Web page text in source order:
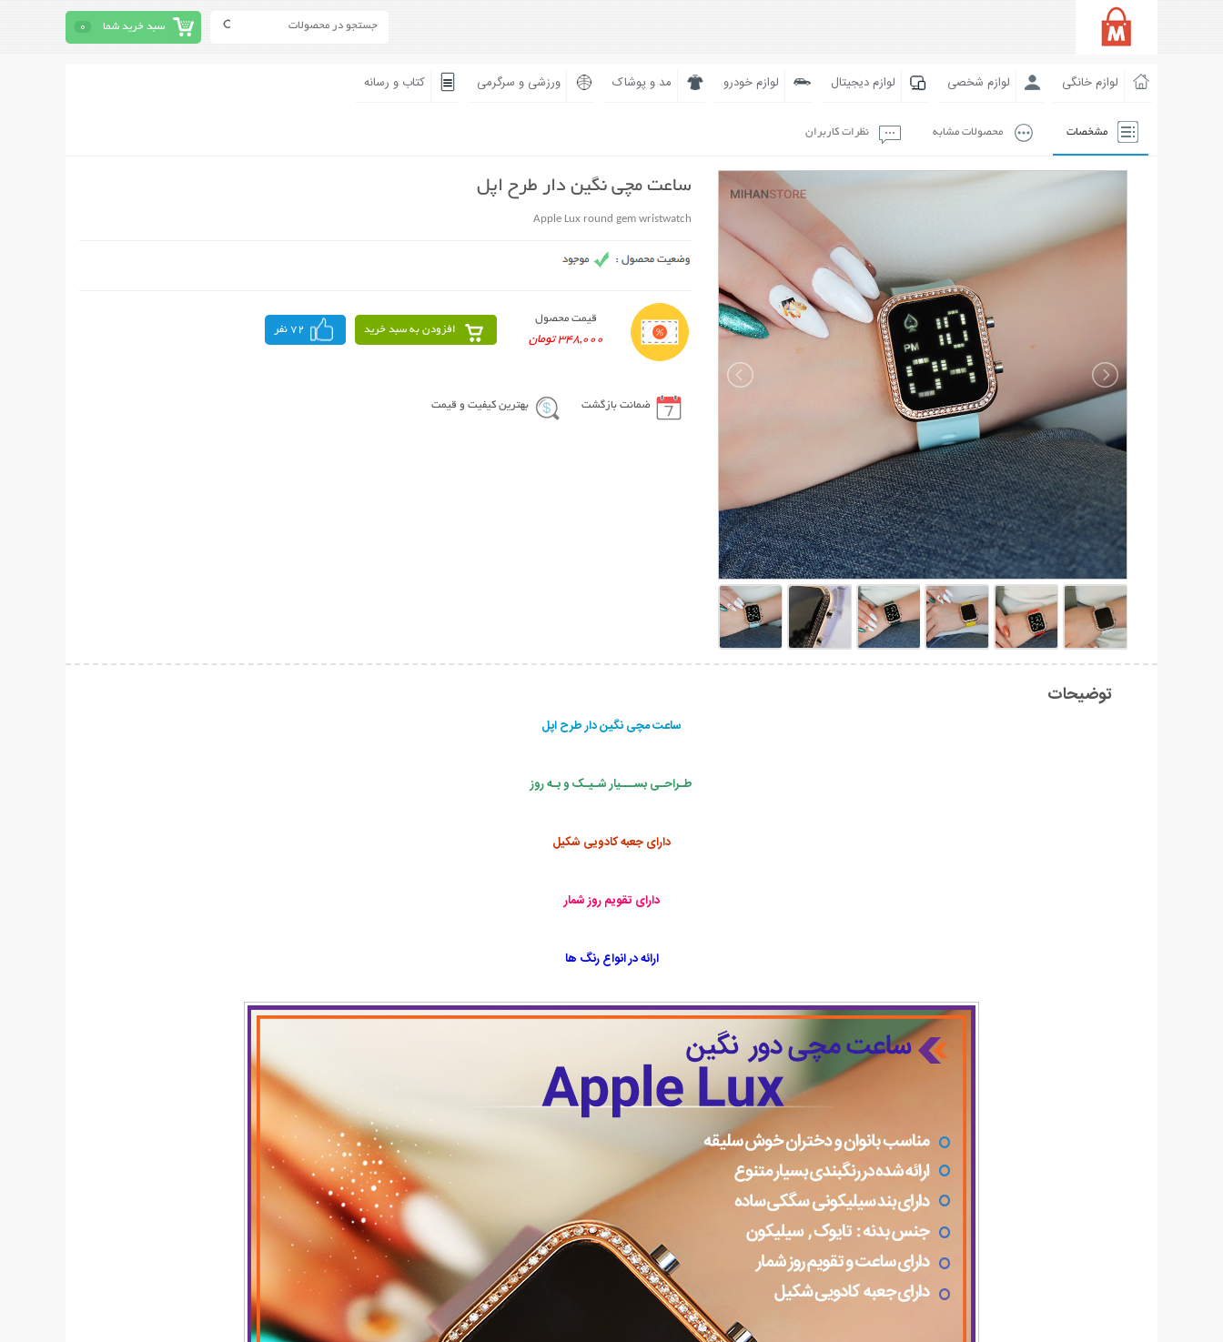
سبد خرید شما 0
لوازم خانگی لوازم شخصی لوازم دیجیتال لوازم خودرو مد و پوشاک ورزشی و سرگرمی کتاب و رسانه
مشخصات محصولات مشابه نظرات کاربران
ساعت مچی نگین دار طرح اپل
Apple Lux round gem wristwatch
قیمت محصول
348,000 تومان
افزودن به سبد خرید 72 نفر
ضمانت بازگشت بهترین کیفیت و قیمت
توضیحات
ساعت مچی نگین دار طرح اپل
طـراحـی بســـیار شـیـک و بـه روز
دارای جعبه کادویی شکیل
دارای تقویم روز شمار
ارائه در انواع رنگ ها